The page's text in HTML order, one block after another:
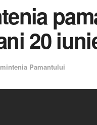
20
Pamantului